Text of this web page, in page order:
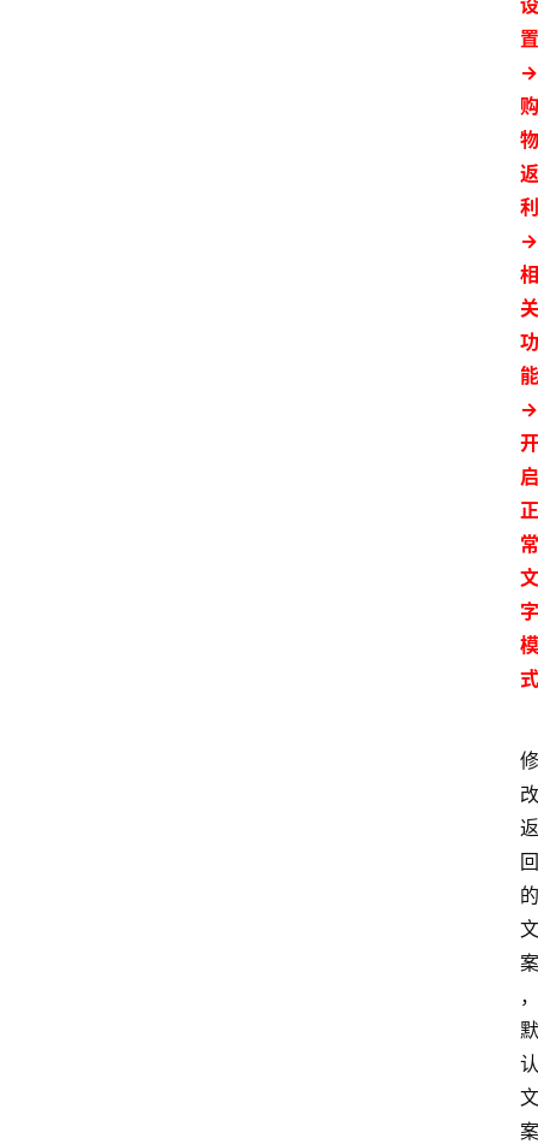
设
置
→
购
物
返
利
→
相
关
功
能
→
开
启
正
常
文
字
模
式
修
改
返
回
的
文
案
，
默
认
文
案